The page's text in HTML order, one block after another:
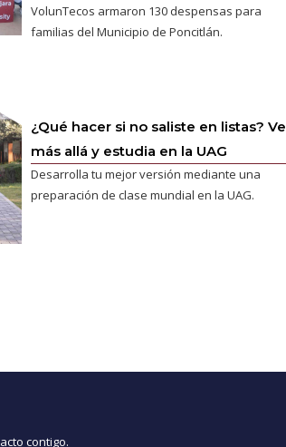
VolunTecos armaron 130 despensas para
familias del Municipio de Poncitlán.
¿Qué hacer si no saliste en listas? Ve
más allá y estudia en la UAG
Desarrolla tu mejor versión mediante una
preparación de clase mundial en la UAG.
contigo.